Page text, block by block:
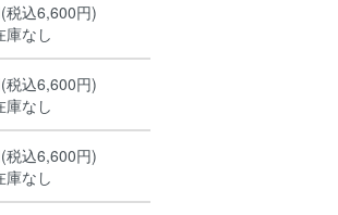
税込6,600円)
庫なし
税込6,600円)
庫なし
税込6,600円)
庫なし